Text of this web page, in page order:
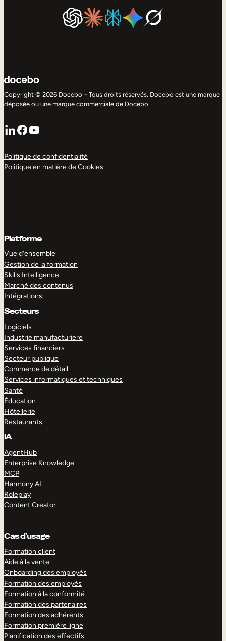
Copyright © 2026 Docebo – Tous droits réservés. Docebo est une marque
déposée ou une marque commerciale de Docebo.
LinkedIn
Facebook
YouTube
Politique de confidentialité
Politique en matière de Cookies
Platforme
Vue d’ensemble
Gestion de la formation
Skills Intelligence
Marché des contenus
Intégrations
Secteurs
Logiciels
Industrie manufacturiere
Services financiers
Secteur publique
Commerce de détail
Services informatiques et techniques
Santé
Éducation
Hôtellerie
Restaurants
IA
AgentHub
Enterprise Knowledge
MCP
Harmony AI
Roleplay
Content Creator
Cas d’usage
Formation client
Aide à la vente
Onboarding des employés
Formation des employés
Formation à la conformité
Formation des partenaires
Formation des adhérents
Formation première ligne
Planification des effectifs